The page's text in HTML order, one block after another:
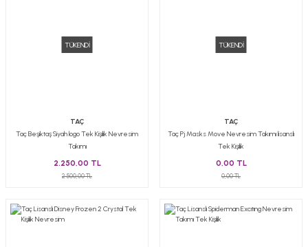
TÜKENDİ
TAÇ
Taç Beşiktaş Siyah logo Tek Kişilik Nevresim
Takımı
2.250,00 TL
2.500,00 TL
TÜKENDİ
TAÇ
Taç Pj Masks Move Nevresim Takımı lisanslı
Tek Kişilik
0,00 TL
0,00 TL